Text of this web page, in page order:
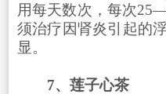
用每天数次，每次
须治疗因肾炎引起的
显。
7、莲子心茶